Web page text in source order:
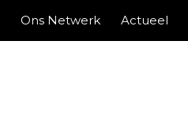
Ons Netwerk Actueel